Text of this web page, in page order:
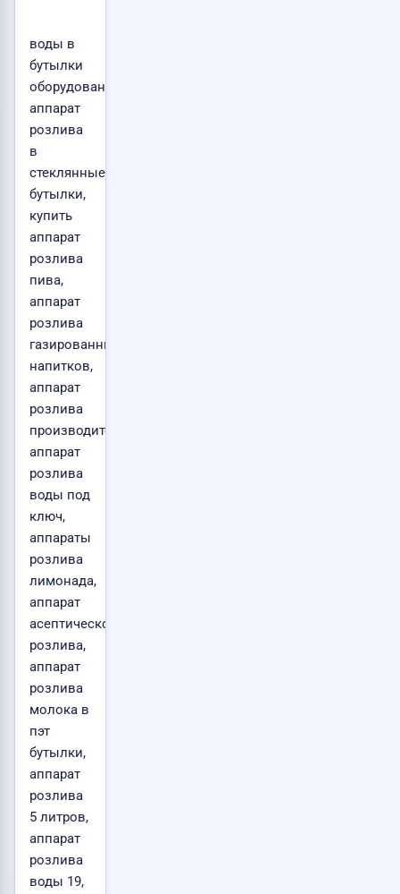
воды в
бутылки
оборудование,
аппарат
розлива
в
стеклянные
бутылки,
купить
аппарат
розлива
пива,
аппарат
розлива
газированных
напитков,
аппарат
розлива
производитель,
аппарат
розлива
воды под
ключ,
аппараты
розлива
лимонада,
аппарат
асептического
розлива,
аппарат
розлива
молока в
пэт
бутылки,
аппарат
розлива
5 литров,
аппарат
розлива
воды 19,